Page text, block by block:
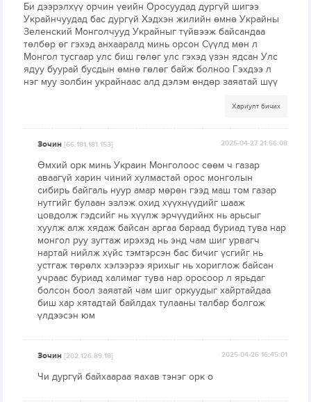
Би дээрэлхүү орчин үеийн Оросуудад дургүй шигээ
Украйнчуудад бас дургүй Хэдхэн жилийн өмнө Украйны
Зеленский Монголчууд Украйныг түйвээж байсандаа
төлбөр өг гэхэд анхааралд минь орсон Сүүлд мөн л
Монгол тусгаар улс биш гөлөг улс гэхэд үзэн ядсан Улс
ядуу буурай бусдын өмнө гөлөг байж болноо Гэхдээ л
нэг муу золбин украйнаас алд дэлэм өндөр заяатай шүү
Хариулт бичих
Зочин[66.181.181.153] 2025-04-27 21:56:08
Өмхий орк минь Украин Монголоос сөөм ч газар
аваагүй харин чиний хулмастай орос монголын
сибирь байгаль нуур амар мөрөн гээд маш том газар
нутгийг булаан эзлэж охид хүүхнүүдийг шааж
цовдолж гэдсийг нь хүүлж эрчүүдийнх нь арьсыг
хуулж алж хядаж байсан аргаа бараад буриад тува нар
монгол руу зугтаж ирэхэд нь энд чам шиг урвагч
нартай нийлж хүйс тэмтэрсэн бас бичиг үсгийг нь
устгаж төрөлх хэлээрээ ярихыг нь хориглож байсан
учраас буриад халимаг тува нар оросоор л ярьдаг
болсон боол заяатай чам шиг оркуудыг хайртайдаа
биш хар хятадтай байлдах тулааны талбар болгож
үлдээсэн юм
Зочин[202.126.89.18] 2025-04-26 16:45:01
Чи дургүй байхаараа яахав тэнэг орк о